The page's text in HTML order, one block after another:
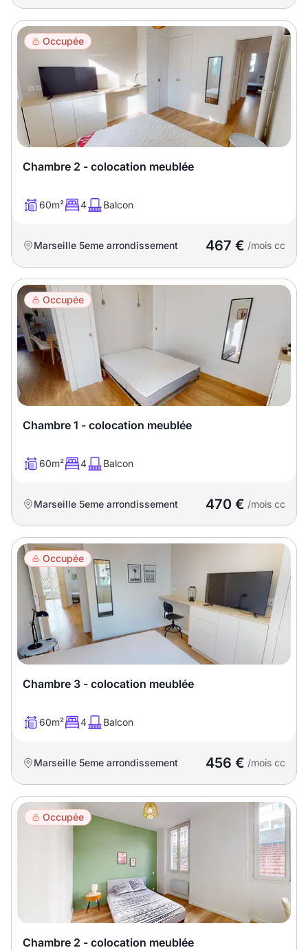
Occupée
Chambre 2 - colocation meublée
60m² 4 Balcon
Marseille 5eme arrondissement 467 € /mois cc
Occupée
Chambre 1 - colocation meublée
60m² 4 Balcon
Marseille 5eme arrondissement 470 € /mois cc
Occupée
Chambre 3 - colocation meublée
60m² 4 Balcon
Marseille 5eme arrondissement 456 € /mois cc
Occupée
Chambre 2 - colocation meublée